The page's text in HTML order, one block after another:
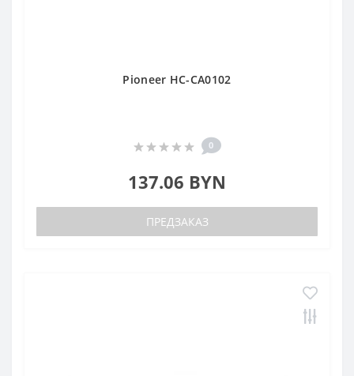
Pioneer HC-CA0102
0
137.06 BYN
ПРЕДЗАКАЗ